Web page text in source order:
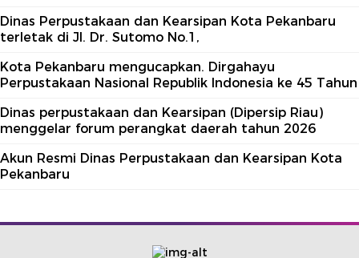
Dinas Perpustakaan dan Kearsipan Kota Pekanbaru
terletak di Jl. Dr. Sutomo No.1,
Kota Pekanbaru mengucapkan. Dirgahayu
Perpustakaan Nasional Republik Indonesia ke 45 Tahun
Dinas perpustakaan dan Kearsipan (Dipersip Riau)
menggelar forum perangkat daerah tahun 2026
Akun Resmi Dinas Perpustakaan dan Kearsipan Kota
Pekanbaru